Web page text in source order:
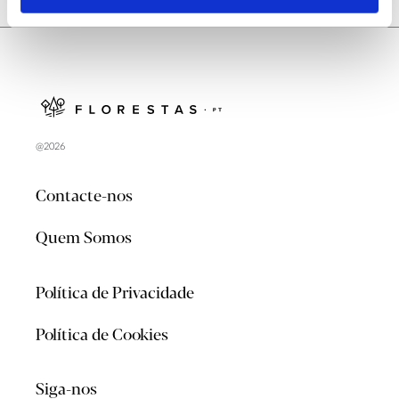
@2026
Contacte-nos
Quem Somos
Política de Privacidade
Política de Cookies
Siga-nos